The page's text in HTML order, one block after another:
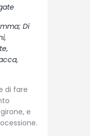
Di
di fare
e